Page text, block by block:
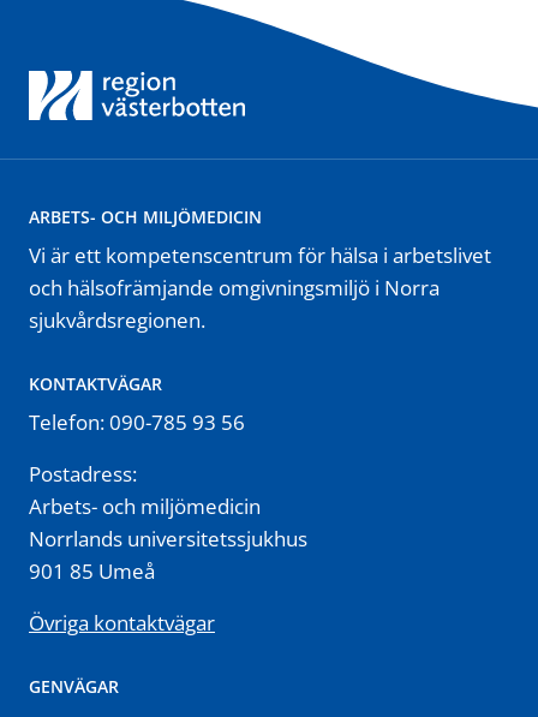
ARBETS- OCH MILJÖMEDICIN
Vi är ett kompetenscentrum för hälsa i arbetslivet
och hälsofrämjande omgivningsmiljö i Norra
sjukvårdsregionen.
KONTAKTVÄGAR
Telefon: 090-785 93 56
Postadress:
Arbets- och miljömedicin
Norrlands universitetssjukhus
901 85 Umeå
Övriga kontaktvägar
GENVÄGAR